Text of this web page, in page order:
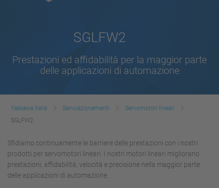
SGLFW2
Prestazioni ed affidabilità per la maggior parte
delle applicazioni di automazione
Yaskawa Italia Servoazionamenti
Servomotori lineari
SGLFW2
Sfidiamo continuamente le barriere delle prestazioni con i nostri
prodotti per servomotori lineari. I nostri motori lineari migliorano
prestazioni, affidabilità, velocità e precisione nella maggior parte
delle applicazioni di automazione.